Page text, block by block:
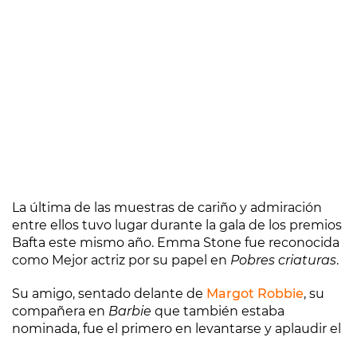
La última de las muestras de cariño y admiración
entre ellos tuvo lugar durante la gala de los premios
Bafta este mismo año. Emma Stone fue reconocida
como Mejor actriz por su papel en Pobres criaturas.
Su amigo, sentado delante de Margot Robbie, su
compañera en Barbie que también estaba
nominada, fue el primero en levantarse y aplaudir el